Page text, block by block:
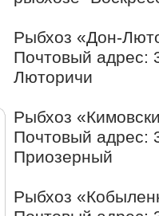
Рыбхоз «Дон-
Почтовый адрес:
Люторичи
Рыбхоз
Почтовый адрес:
Приозерный
Рыбхоз